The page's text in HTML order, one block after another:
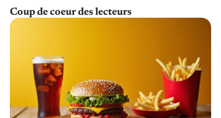
Coup de coeur des lecteurs